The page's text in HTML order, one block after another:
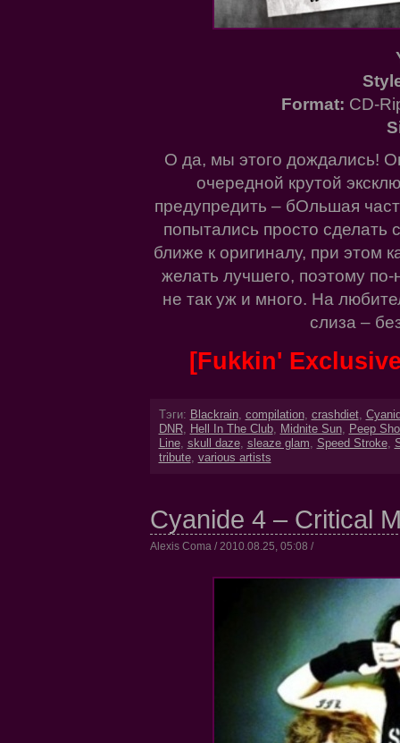
Format: CD-
О да, мы этого дождались!
очередной крутой
предупредить – бОльшая
попытались просто сделать
ближе к оригиналу, при этом
желать лучшего, поэтому
не так уж и много. На
слиза –
[Fukkin'
Тэги: Blackrain, compilation, crashdiet,
DNR, Hell In The Club, Midnite Sun, Peep
Line, skull daze, sleaze glam, Speed Stroke,
tribute, various artists
Cyanide 4 – Critical
Alexis Coma / 2010.08.25, 05:08 /